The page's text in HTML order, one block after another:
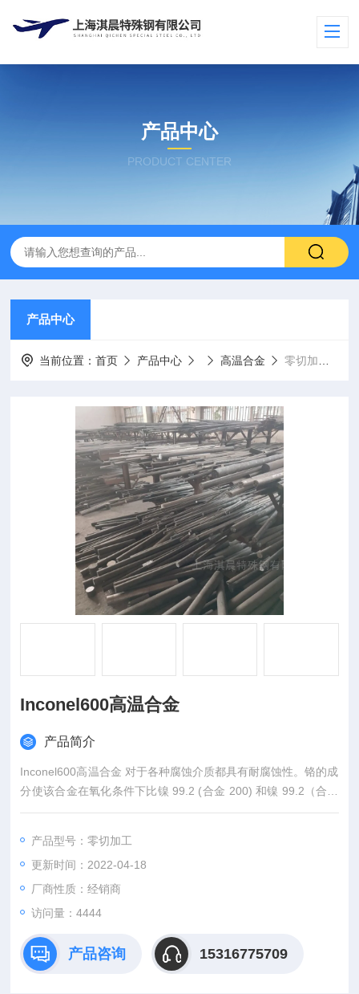
产品中心
PRODUCT CENTER
产品中心
当前位置：首页 产品中心 高温合金 零切加工Inconel600高温合金
Inconel600高温合金
产品简介
Inconel600高温合金 对于各种腐蚀介质都具有耐腐蚀性。铬的成
分使该合金在氧化条件下比镍 99.2 (合金 200) 和镍 99.2（合金
201,低碳）具有更好的耐腐蚀性。同时，较高的镍含量使合金在
氯-铁应力腐蚀开裂。 600合金在乙酸、醋酸、蚁酸、硬脂酸等有
机酸中具有很好的耐蚀性，在无机酸中具有中等的耐蚀性。在核
反应堆中一次和二次循
产品型号：零切加工
更新时间：2022-04-18
厂商性质：经销商
访问量：4444
产品咨询 15316775709